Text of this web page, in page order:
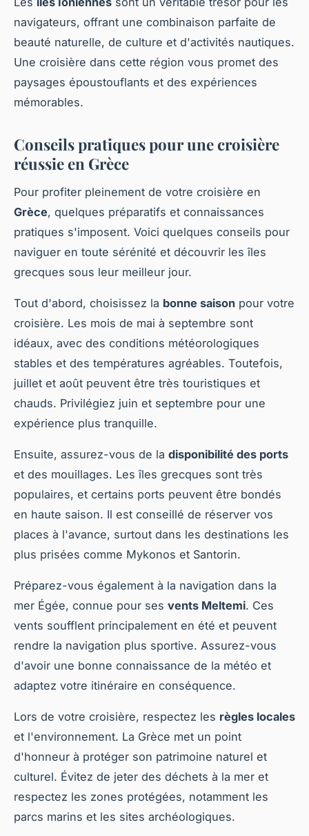
navigateurs, offrant une combinaison parfaite de
beauté naturelle, de culture et d'activités nautiques.
Une croisière dans cette région vous promet des
paysages époustouflants et des expériences
mémorables.
Conseils pratiques pour une croisière
réussie en Grèce
Pour profiter pleinement de votre croisière en
Grèce, quelques préparatifs et connaissances
pratiques s'imposent. Voici quelques conseils pour
naviguer en toute sérénité et découvrir les îles
grecques sous leur meilleur jour.
Tout d'abord, choisissez la bonne saison pour votre
croisière. Les mois de mai à septembre sont
idéaux, avec des conditions météorologiques
stables et des températures agréables. Toutefois,
juillet et août peuvent être très touristiques et
chauds. Privilégiez juin et septembre pour une
expérience plus tranquille.
Ensuite, assurez-vous de la disponibilité des ports
et des mouillages. Les îles grecques sont très
populaires, et certains ports peuvent être bondés
en haute saison. Il est conseillé de réserver vos
places à l'avance, surtout dans les destinations les
plus prisées comme Mykonos et Santorin.
Préparez-vous également à la navigation dans la
mer Égée, connue pour ses vents Meltemi. Ces
vents soufflent principalement en été et peuvent
rendre la navigation plus sportive. Assurez-vous
d'avoir une bonne connaissance de la météo et
adaptez votre itinéraire en conséquence.
Lors de votre croisière, respectez les règles locales
et l'environnement. La Grèce met un point
d'honneur à protéger son patrimoine naturel et
culturel. Évitez de jeter des déchets à la mer et
respectez les zones protégées, notamment les
parcs marins et les sites archéologiques.